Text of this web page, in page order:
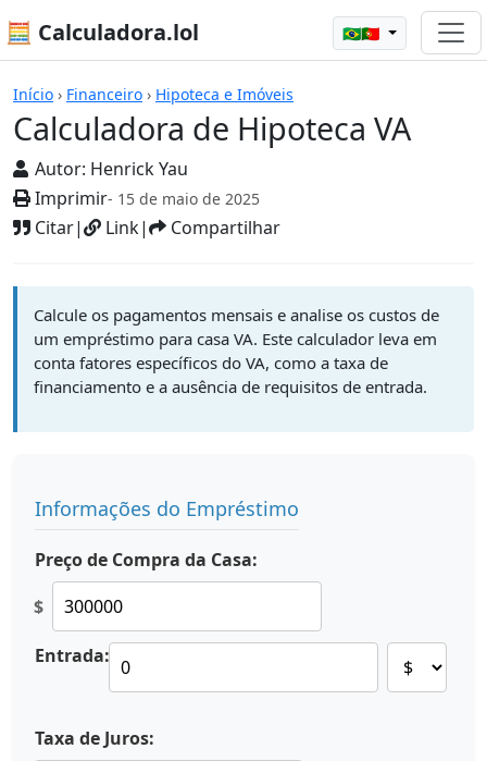
🧮 Calculadora.lol 🇧🇷🇵🇹
Início › Financeiro › Hipoteca e Imóveis
Calculadora de Hipoteca VA
Autor: Henrick Yau
Imprimir- 15 de maio de 2025
Citar| Link| Compartilhar
Calculadoras
Calcule os pagamentos mensais e analise os custos de
um empréstimo para casa VA. Este calculador leva em
conta fatores específicos do VA, como a taxa de
financiamento e a ausência de requisitos de entrada.
Informações do Empréstimo
Preço de Compra da Casa:
$
Entrada:
Taxa de Juros: